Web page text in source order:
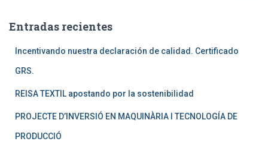
a
Entradas recientes
Incentivando nuestra declaración de calidad. Certificado
GRS.
REISA TEXTIL apostando por la sostenibilidad
PROJECTE D’INVERSIÓ EN MAQUINÀRIA I TECNOLOGÍA DE
PRODUCCIÓ